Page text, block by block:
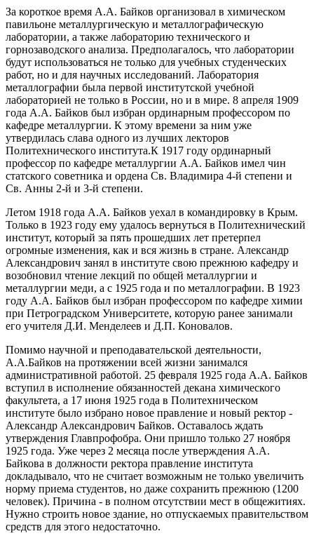
За короткое время А.А. Байков организовал в химическом
павильоне металлургическую и металлографическую
лаборатории, а также лабораторию технического и
горнозаводского анализа. Предполагалось, что лаборатории
будут использоваться не только для учебных студенческих
работ, но и для научных исследований. Лаборатория
металлографии была первой институтской учебной
лабораторией не только в России, но и в мире. 8 апреля 1909
года А.А. Байков был избран ординарным профессором по
кафедре металлургии. К этому времени за ним уже
утвердилась слава одного из лучших лекторов
Политехнического института.К 1917 году ординарный
профессор по кафедре металлургии А.А. Байков имел чин
статского советника и ордена Св. Владимира 4-й степени и
Св. Анны 2-й и 3-й степени.
Летом 1918 года А.А. Байков уехал в командировку в Крым.
Только в 1923 году ему удалось вернуться в Политехнический
институт, который за пять прошедших лет претерпел
огромные изменения, как и вся жизнь в стране. Александр
Александрович занял в институте свою прежнюю кафедру и
возобновил чтение лекций по общей металлургии и
металлургии меди, а с 1925 года и по металлографии. В 1923
году А.А. Байков был избран профессором по кафедре химии
при Петроградском Университете, которую ранее занимали
его учителя Д.И. Менделеев и Д.П. Коновалов.
Помимо научной и преподавательской деятельности,
А.А.Байков на протяжении всей жизни занимался
административной работой. 25 февраля 1925 года А.А. Байков
вступил в исполнение обязанностей декана химического
факультета, а 17 июня 1925 года в Политехническом
институте было избрано новое правление и новый ректор -
Александр Александрович Байков. Оставалось ждать
утверждения Главпрофобра. Они пришло только 27 ноября
1925 года. Уже через 2 месяца после утверждения А.А.
Байкова в должности ректора правление института
докладывало, что не считает возможным не только увеличить
норму приема студентов, но даже сохранить прежнюю (1200
человек). Причина - в полном отсутствии мест в общежитиях.
Нужно строить новое здание, но отпускаемых правительством
средств для этого недостаточно.